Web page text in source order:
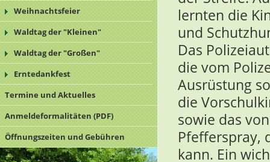
Weihnachtsfeier
Waldtag der "Kleinen"
Waldtag der "Großen"
Erntedankfest
Termine und Aktuelles
Anmeldeformalitäten (PDF)
Öffnungszeiten und Gebühren
lernten die
und
Das
die vom
Ausrüstung
die
sowie das
Pfefferspray,
kann. Ein